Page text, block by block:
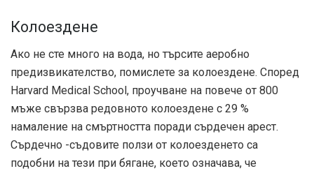
Колоездене
Ако не сте много на вода, но търсите аеробно
предизвикателство, помислете за колоездене. Според
Harvard Medical School, проучване на повече от 800
мъже свързва редовното колоездене с 29 %
намаление на смъртността поради сърдечен арест.
Сърдечно -съдовите ползи от колоезденето са
подобни на тези при бягане, което означава, че